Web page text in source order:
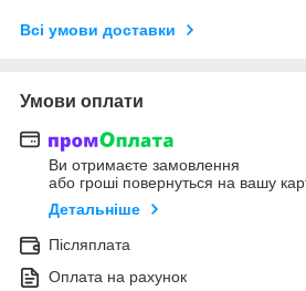
Всі умови доставки
Умови оплати
Ви отримаєте замовлення
або гроші повернуться на вашу
Детальніше
Післяплата
Оплата на рахунок